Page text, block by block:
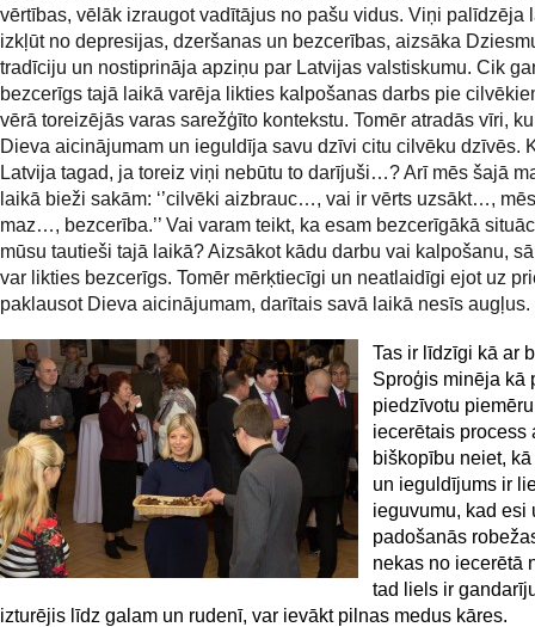
vērtības, vēlāk izraugot vadītājus no pašu vidus. Viņi palīdzēja
izkļūt no depresijas, dzeršanas un bezcerības, aizsāka
tradīciju un nostiprināja apziņu par Latvijas valstiskumu. Cik
bezcerīgs tajā laikā varēja likties kalpošanas darbs pie
vērā toreizējās varas sarežģīto kontekstu. Tomēr atradās vīri,
Dieva aicinājumam un ieguldīja savu dzīvi citu cilvēku dzīvēs.
Latvija tagad, ja toreiz viņi nebūtu to darījuši…? Arī mēs šajā
laikā bieži sakām: ‘’cilvēki aizbrauc…, vai ir vērts uzsākt…,
maz…, bezcerība.’’ Vai varam teikt, ka esam bezcerīgākā
mūsu tautieši tajā laikā? Aizsākot kādu darbu vai kalpošanu,
var likties bezcerīgs. Tomēr mērķtiecīgi un neatlaidīgi ejot uz
paklausot Dieva aicinājumam, darītais savā laikā nesīs augļus.
Tas ir līdzīgi kā ar
Sproģis minēja kā
piedzīvotu
iecerētais process
biškopību neiet,
un ieguldījums ir
ieguvumu, kad esi
padošanās
nekas no iecerētā
tad liels ir
izturējis līdz galam un rudenī, var ievākt pilnas medus kāres.